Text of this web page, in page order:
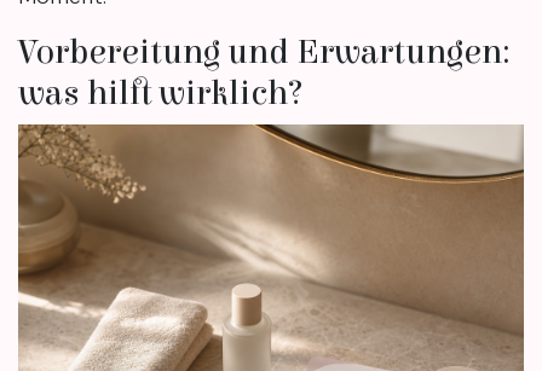
Vorbereitung und Erwartungen:
was hilft wirklich?